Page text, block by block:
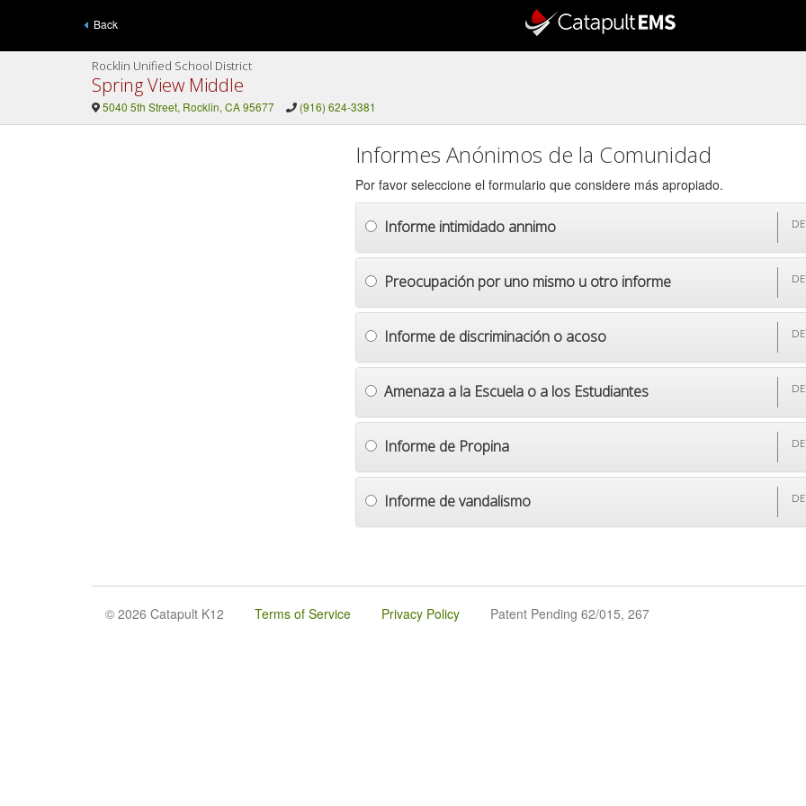
Back
Rocklin Unified School District
Spring View Middle
5040 5th Street, Rocklin, CA 95677 (916) 624-3381
Informes Anónimos de la Comunidad
Por favor seleccione el formulario que considere más apropiado.
Informe intimidado annimo
Preocupación por uno mismo u otro informe
Informe de discriminación o acoso
Amenaza a la Escuela o a los Estudiantes
Informe de Propina
Informe de vandalismo
© 2026 Catapult K12 Terms of Service Privacy Policy Patent Pending 62/015, 267